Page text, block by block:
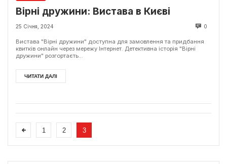
Вірні дружини: Вистава в Києві
25 Січня, 2024 0
Вистава "Вірні дружини" доступна для замовлення та придбання
квитків онлайн через мережу Інтернет. Детективна історія "Вірні
дружини" розгортаєть...
ЧИТАТИ ДАЛІ
1 2 3